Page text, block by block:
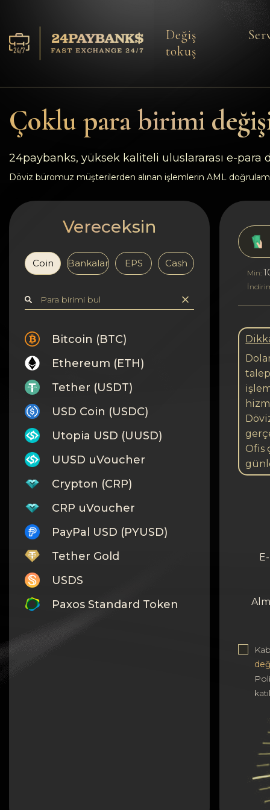
Rezervler
Ortaklara
Geri bildirimler
Kurallar
AML/CFT
Gizlilik
Kişiler
Wiki
FAQ
İtibar
Site Haritası
Değiş
tokuş
Çoklu para birimi
24paybanks, yüksek kaliteli uluslararası e-
Döviz büromuz müşterilerden alınan işlemlerin AML
Vereceksin
Coin Bankalar EPS Cash
Bitcoin (BTC)
Ethereum (ETH)
Tether (USDT)
USD Coin (USDC)
Utopia USD (UUSD)
UUSD uVoucher
Crypton (CRP)
CRP uVoucher
PayPal USD (PYUSD)
Tether Gold
USDS
Paxos Standard Token
Min:
Ofis